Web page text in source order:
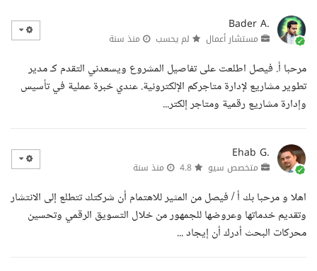
Bader A.
مستشار أعمال لم يحسب منذ سنة
مرحبا أ. فيصل اطلعت على تفاصيل المشروع ويسعدني التقدم كـ مدير
تطوير مشاريع لإدارة متاجركم الإلكترونية. عندي خبرة عملية في تأسيس
وإدارة مشاريع رقمية ومتاجر إلكتر...
Ehab G.
متخصص سيو منذ سنة
اهلا و مرحبا بك أ / فيصل من المثير للاهتمام أن شركتك تتطلع إلى الانتشار
وتقديم خدماتها وعروضها للجمهور من خلال التسويق الرقمي وتحسين
محركات البحث أدرك أن إيجاد ...